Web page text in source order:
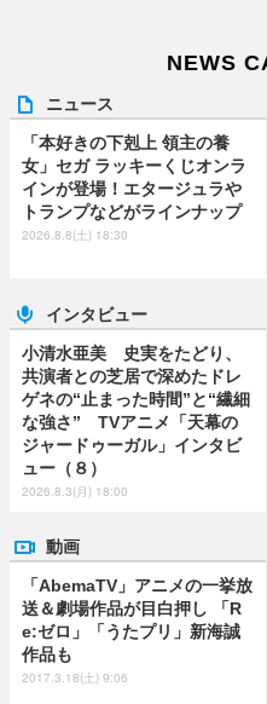
NEWS
ニュース
「本好きの下剋上 領主の養
女」セガ ラッキーくじオンラ
インが登場！エタージュラや
トランプなどがラインナップ
2026.8.8(土) 18:30
インタビュー
小清水亜美 史実をたどり、
共演者との芝居で深めたドレ
ゲネの“止まった時間”と“繊細
な強さ” TVアニメ「天幕の
ジャードゥーガル」インタビ
ュー（８）
2026.8.3(月) 18:00
動画
「AbemaTV」アニメの一挙放
送＆劇場作品が目白押し 「R
e:ゼロ」「うたプリ」新海誠
作品も
2017.3.18(土) 9:06